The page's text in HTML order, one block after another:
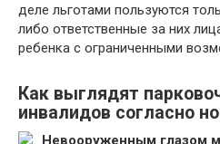
деле льготами пользуются
либо ответственные за них
ребенка с ограниченными
Как выглядят
инвалидов согласно
Невооруженным глазом